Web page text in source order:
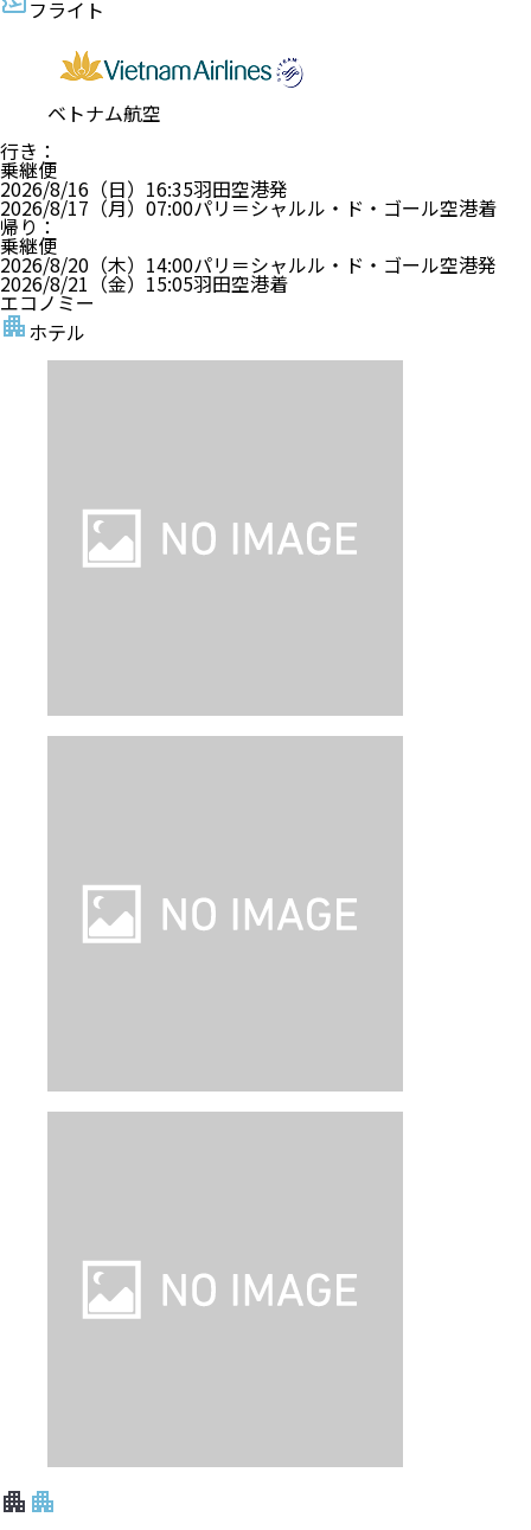
フライト
ベトナム航空
行き ：
乗継便
2026/8/16（日） 16:35羽田空港発
2026/8/17（月） 07:00パリ＝シャルル・ド・ゴール空港着
帰り ：
乗継便
2026/8/20（木） 14:00パリ＝シャルル・ド・ゴール空港発
2026/8/21（金） 15:05羽田空港着
エコノミー
ホテル